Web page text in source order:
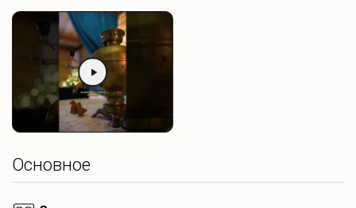
(зонирована шторами)
Дополнительная спальня
односпальными кроватями
Две детские кроватки
Столовая зона
электрочайником и тостером
Санузел со всеми удобствами
Питание включено
продуктов.
Основное